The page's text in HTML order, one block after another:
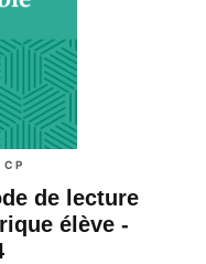
CP
de lecture
élève -